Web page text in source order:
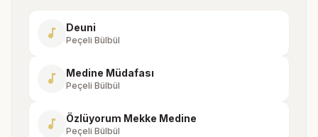
music_note Deuni
Peçeli Bülbül
music_note Medine Müdafası
Peçeli Bülbül
music_note Özlüyorum Mekke Medine
Peçeli Bülbül